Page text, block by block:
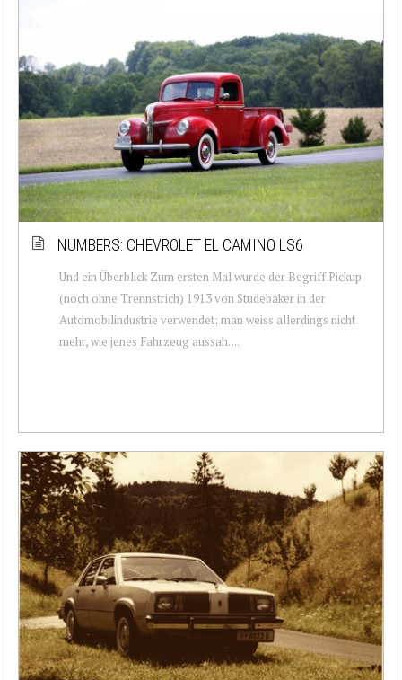
NUMBERS: CHEVROLET EL CAMINO LS6
Und ein Überblick Zum ersten Mal wurde der Begriff Pickup
(noch ohne Trennstrich) 1913 von Studebaker in der
Automobilindustrie verwendet; man weiss allerdings nicht
mehr, wie jenes Fahrzeug aussah. ...